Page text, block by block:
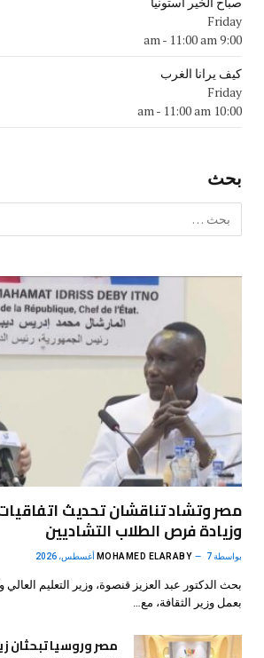
Friday
9:00 am
- 11:00 am
كيف يرانا الغرب
Friday
10:00 am
- 11:00 am
بحث
مصر وتشاد تناقشان تحديث
وزيادة فرص الطلاب التشاديين
بواسطة MOHAMED ELARABY 7 أغسطس، 2026
بحث الدكتور عبد العزيز قنصوة، وزير التعليم العالي
بعمل وزير الثقافة، مع…
مصر وروسيا تبحثان